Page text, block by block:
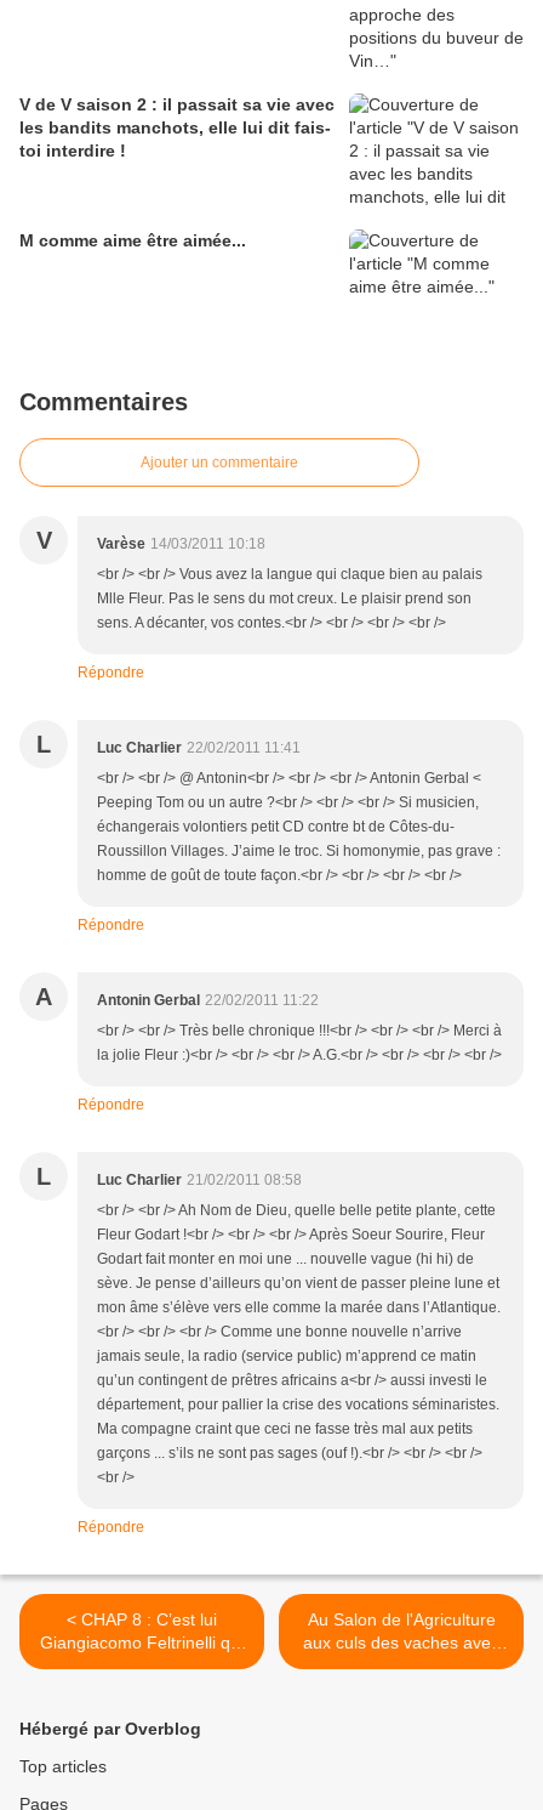
V de V saison 2 : il passait sa vie avec
les bandits manchots, elle lui dit fais-
toi interdire !
M comme aime être aimée...
Commentaires
Ajouter un commentaire
V Varèse 14/03/2011 10:18
<br /> <br /> Vous avez la langue qui claque bien au palais
Mlle Fleur. Pas le sens du mot creux. Le plaisir prend son
sens. A décanter, vos contes.<br /> <br /> <br /> <br />
Répondre
L Luc Charlier 22/02/2011 11:41
<br /> <br /> @ Antonin<br /> <br /> <br /> Antonin Gerbal <
Peeping Tom ou un autre ?<br /> <br /> <br /> Si musicien,
échangerais volontiers petit CD contre bt de Côtes-du-
Roussillon Villages. J’aime le troc. Si homonymie, pas grave :
homme de goût de toute façon.<br /> <br /> <br /> <br />
Répondre
A Antonin Gerbal 22/02/2011 11:22
<br /> <br /> Très belle chronique !!!<br /> <br /> <br /> Merci à
la jolie Fleur :)<br /> <br /> <br /> A.G.<br /> <br /> <br /> <br />
Répondre
L Luc Charlier 21/02/2011 08:58
<br /> <br /> Ah Nom de Dieu, quelle belle petite plante, cette
Fleur Godart !<br /> <br /> <br /> Après Soeur Sourire, Fleur
Godart fait monter en moi une ... nouvelle vague (hi hi) de
sève. Je pense d’ailleurs qu’on vient de passer pleine lune et
mon âme s’élève vers elle comme la marée dans l’Atlantique.
<br /> <br /> <br /> Comme une bonne nouvelle n’arrive
jamais seule, la radio (service public) m’apprend ce matin
qu’un contingent de prêtres africains a<br /> aussi investi le
département, pour pallier la crise des vocations séminaristes.
Ma compagne craint que ceci ne fasse très mal aux petits
garçons ... s’ils ne sont pas sages (ouf !).<br /> <br /> <br />
<br />
Répondre
< CHAP 8 : C’est lui
Giangiacomo Feltrinelli qui
est entré en possession de
par Alberto Korda.
Au Salon de l'Agriculture
aux culs des vaches avec
une anglaise >
Hébergé par Overblog
Top articles
Pages